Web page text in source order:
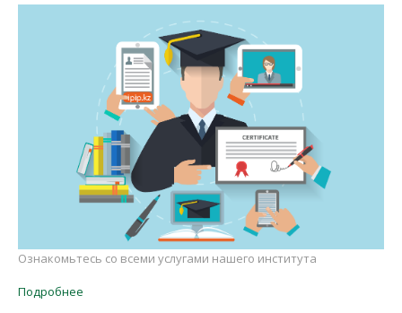
Ознакомьтесь со всеми услугами нашего института
Подробнее